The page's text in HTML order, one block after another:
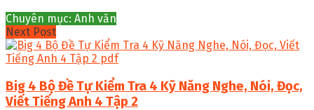
Chuyên mục: Anh văn
Next Post
Big 4 Bộ Đề Tự Kiểm Tra 4 Kỹ Năng Nghe, Nói, Đọc,
Viết Tiếng Anh 4 Tập 2